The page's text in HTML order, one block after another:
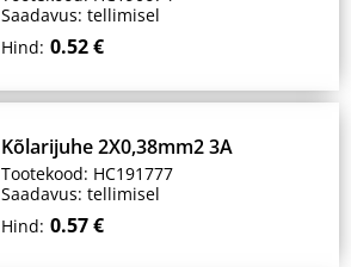
Saadavus: tellimisel
Hind: 0.52 €
Kõlarijuhe 2X0,38mm2 3A
Tootekood: HC191777
Saadavus: tellimisel
Hind: 0.57 €